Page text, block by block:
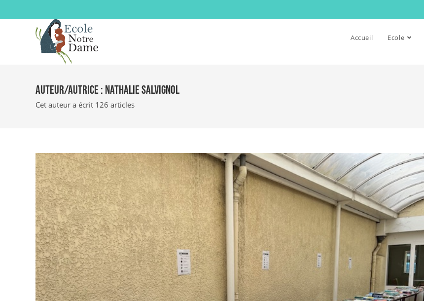
Accueil Ecole
Auteur/autrice : Nathalie SALVIGNOL
Cet auteur a écrit 126 articles